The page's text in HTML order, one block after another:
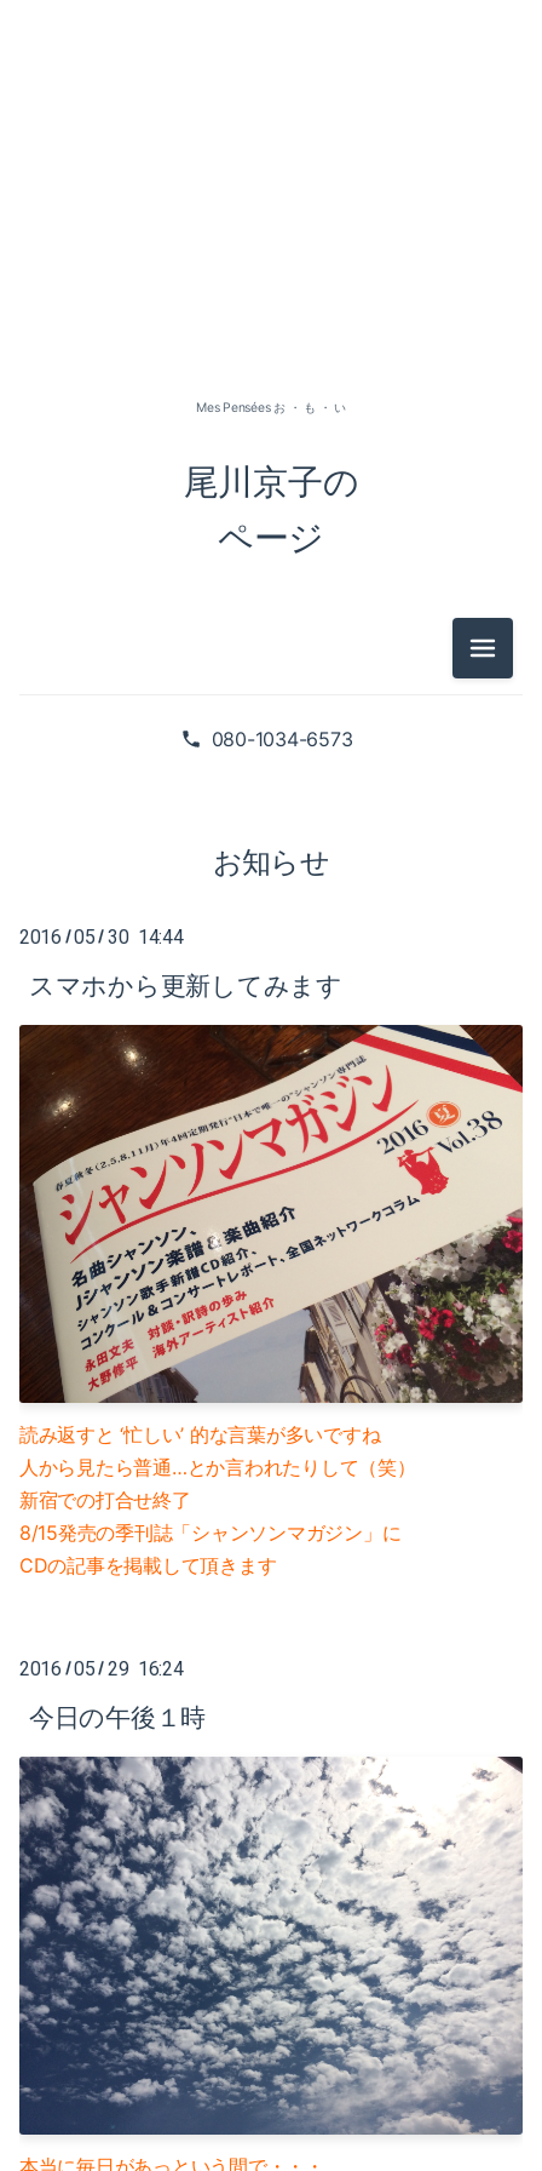
2025-06（2）
2025-02（1）
2023-11（1）
2023-03（1）
2023-02（1）
2023-01（1）
2022-12（1）
2022-02（1）
2022-01（2）
2021-11（1）
2021-09（2）
2021-08（1）
2021-06（1）
2021-01（3）
2020-12（1）
2020-10（1）
2020-08（1）
2020-07（1）
2020-06（1）
2020-05（1）
080-1034-6573
尾川京子の
ページ
Mes Pensées お ・ も ・ い
2025-06（2）
2024-10（1）
2024-08（2）
2024-06（1）
2024-04（2）
2024-01（1）
2023-11（1）
2023-05（1）
2023-03（1）
2023-02（1）
2023-01（1）
2022-12（1）
2021-11（1）
2021-10（1）
2021-09（2）
2021-08（1）
2021-06（1）
2021-05（1）
2021-04（1）
2021-03（1）
メニュ
お知らせ
2016 /05 / 30 14:44
スマホから更新してみます
読み返すと ‘忙しい’ 的な言葉が多いですね
人から見たら普通…とか言われたりして（笑）
新宿での打合せ終了
8/15発売の季刊誌「シャンソンマガジン」に
CDの記事を掲載して頂きます
2016 /05 / 29 16:24
今日の午後１時
本当に毎日があっという間で・・・